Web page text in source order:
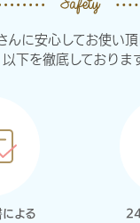
んに安心してお使い
以下を徹底しておりま
よる